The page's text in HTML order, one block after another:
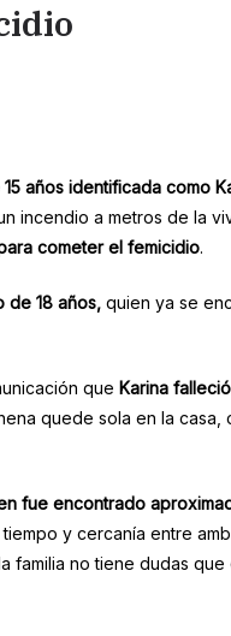
años identificada como
incendio a metros de la
cometer el femicidio.
de 18 años, quien ya se
que Karina
quede sola en la casa,
fue encontrado
y cercanía entre
familia no tiene dudas que